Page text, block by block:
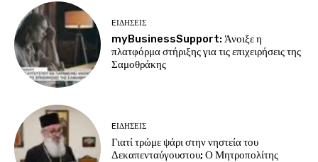
EΙΔΗΣΕΙΣ
myBusinessSupport: Άνοιξε η
πλατφόρμα στήριξης για τις επιχειρήσεις της
Σαμοθράκης
EΙΔΗΣΕΙΣ
Γιατί τρώμε ψάρι στην νηστεία του
Δεκαπενταύγουστου; Ο Μητροπολίτης